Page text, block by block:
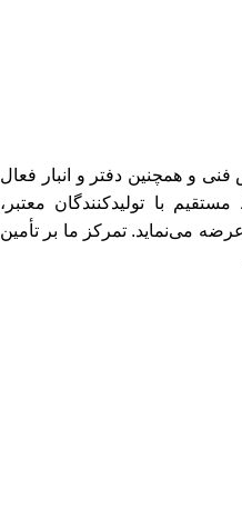
فنی و همچنین دفتر و انبار فعال
با تولیدکنندگان معتبر،
می‌نماید. تمرکز ما بر تأمین